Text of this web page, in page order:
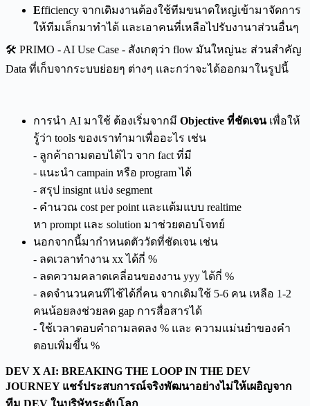
Efficiency จากเดิมงานต้องใช้ทีมขนาดใหญ่เข้ามาจัดการ
ให้ทีมเล็กมาทำได้ และเอาคนที่เหลือไปรับงานาส่วนอื่นๆ
🛠️ PRIMO - AI Use Case - สังเกตุว่า flow มันใหญ่นะ ส่วนสำคัญ
Data ที่เก็บจากระบบย่อยๆ ต่างๆ และกว่าจะได้ออกมาในรูปนี้
การนำ AI มาใช้ ต้องเริ่มจากมี Objective ที่ชัดเจนเพื่อให้
รู้ว่า tools ของเราทำมาเพื่ออะไร เช่น
- ลูกค้าถามตอบได้ไว จาก fact ที่มี
- แนะนำ campain หรือ program ได้
- สรุป insignt แบ่ง segment
- คำนวณ cost per point และแต้มแบบ realtime
หา prompt และ solution มาช่วยตอบโจทย์
นอกจากนี้มากำหนดตัววัดที่ชัดเจน เช่น
- ลดเวลาทำงาน xx ได้กี่ %
- ลดความคลาดเคลี่อนของงาน yyy ได้กี่ %
- ลดจำนวนคนทีไช้ได้กี่คน จากเดิมใช้ 5-6 คน เหลือ 1-2
คนน้อยลงช่วยลด gap การสื่อสารได้
- ใช้เวลาตอบคำถามลดลง % และ ความแม่นยำของคำ
ตอบเพิ่มขึ้น %
DEV X AI: BREAKING THE LOOP IN THE DEV
JOURNEY แชร์ประสบการณ์จริงพัฒนาอย่างไม่ให้เผอิญจาก
ทีม DEV ในบริษัทระดับโลก